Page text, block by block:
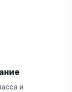
и